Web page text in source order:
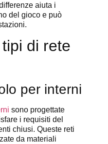
aiuta i
del gioco e può
di rete
per interni
sono progettate
i requisiti del
chiusi. Queste reti
da materiali